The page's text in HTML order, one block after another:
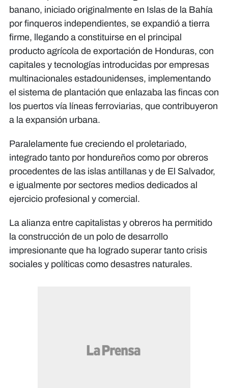
banano, iniciado originalmente en Islas de la Bahía
por finqueros independientes, se expandió a tierra
firme, llegando a constituirse en el principal
producto agrícola de exportación de Honduras, con
capitales y tecnologías introducidas por empresas
multinacionales estadounidenses, implementando
el sistema de plantación que enlazaba las fincas con
los puertos vía líneas ferroviarias, que contribuyeron
a la expansión urbana.
Paralelamente fue creciendo el proletariado,
integrado tanto por hondureños como por obreros
procedentes de las islas antillanas y de El Salvador,
e igualmente por sectores medios dedicados al
ejercicio profesional y comercial.
La alianza entre capitalistas y obreros ha permitido
la construcción de un polo de desarrollo
impresionante que ha logrado superar tanto crisis
sociales y políticas como desastres naturales.